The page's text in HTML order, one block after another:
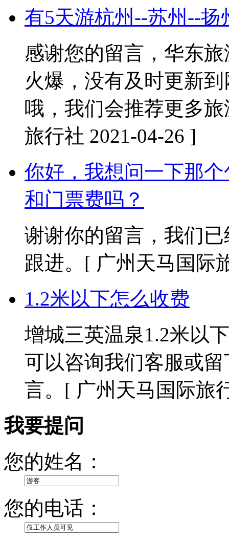
有5天游杭州--苏州--扬
感谢您的留言，华东
火爆，没有及时更新
哦，我们会推荐更多
旅行社 2021-04-26 ]
你好，我想问一下那
和门票费吗？
谢谢你的留言，我们
跟进。 [ 广州天马国际
1.2米以下怎么收费
增城三英温泉1.2米以
可以咨询我们客服或
言。 [ 广州天马国际旅
我要提问
您的姓名：
您的电话：